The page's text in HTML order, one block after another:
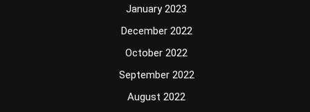
January 2023
December 2022
October 2022
September 2022
August 2022